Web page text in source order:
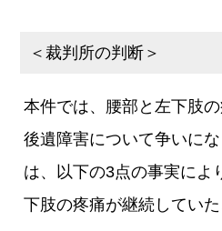
＜裁判所の判断＞
本件では、腰部と左下肢
後遺障害について争いに
は、以下の3点の事実によ
下肢の疼痛が継続していた